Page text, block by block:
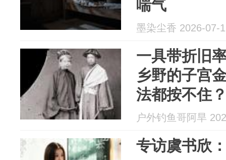
喘气
墨染尘香 2026-07-
一具带折旧
乡野的子宫
法都按不住
户外钓鱼哥阿旱
专访虞书欣